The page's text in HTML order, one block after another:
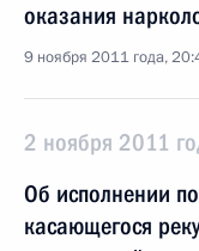
оказания
9 ноября 2011 года,
2 ноября 2011
Об исполнении
касающегося